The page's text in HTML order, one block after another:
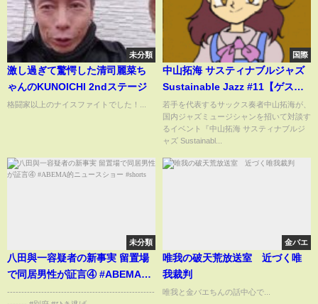
未分類
激し過ぎて驚愕した清司麗菜ち
ゃんのKUNOICHI 2ndステージ
格闘家以上のナイスファイトでした！...
国際
中山拓海 サスティナブルジャズ
Sustainable Jazz #11【ゲス
ト：AKIマツモト】
若手を代表するサックス奏者中山拓海が、
国内ジャズミュージシャンを招いて対談す
るイベント『中山拓海 サスティナブルジ
ャズ Sustainabl...
未分類
八田與一容疑者の新事実 留置場
で同居男性が証言④ #ABEMA的
ニュースショー #shorts
----------------------------------------------------
金バエ
唯我の破天荒放送室 近づく唯
我裁判
唯我と金バエちんの話中心で...